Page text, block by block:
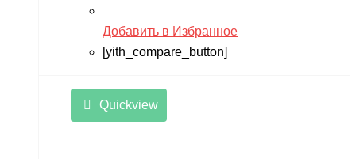
Добавить в Избранное
[yith_compare_button]
Quickview